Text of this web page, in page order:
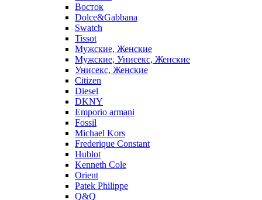
Восток
Dolce&Gabbana
Swatch
Tissot
Мужские, Женские
Мужские, Унисекс, Женские
Унисекс, Женские
Citizen
Diesel
DKNY
Emporio armani
Fossil
Michael Kors
Frederique Constant
Hublot
Kenneth Cole
Orient
Patek Philippe
Q&Q